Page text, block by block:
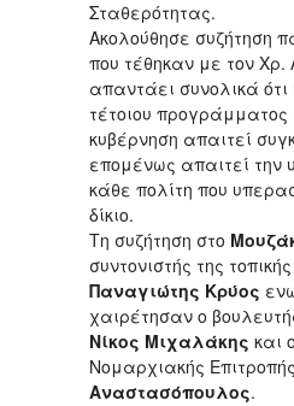
Σταθερότητας.
Ακολούθησε συζήτηση
που τέθηκαν με τον Χρ.
απαντάει συνολικά
τέτοιου
κυβέρνηση απαιτεί
επομένως απαιτεί την
κάθε πολίτη που
δίκιο.
Τη συζήτηση στο
συντονιστής της
Παναγιώτης Κρύος
χαιρέτησαν ο
Νίκος Μιχαλάκης και
Νομαρχιακής Επιτροπής
Αναστασόπουλος.